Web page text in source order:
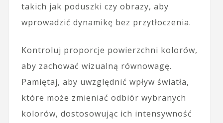
takich jak poduszki czy obrazy, aby
wprowadzić dynamikę bez przytłoczenia.
Kontroluj proporcje powierzchni kolorów,
aby zachować wizualną równowagę.
Pamiętaj, aby uwzględnić wpływ światła,
które może zmieniać odbiór wybranych
kolorów, dostosowując ich intensywność